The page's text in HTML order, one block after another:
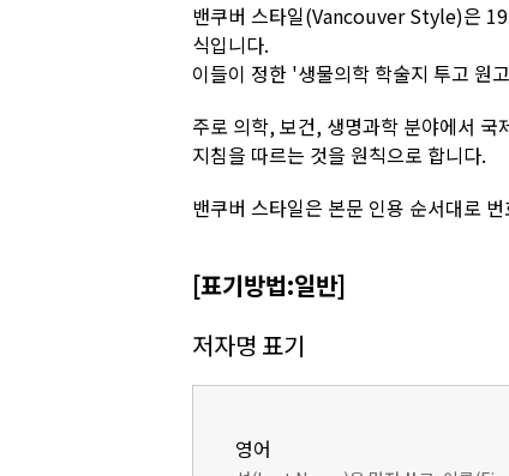
밴쿠버 스타일(Vancouver Style)은
식입니다.
이들이 정한 '생물의학 학술지 투고 원
주로 의학, 보건, 생명과학 분야에서
지침을 따르는 것을 원칙으로 합니다.
밴쿠버 스타일은 본문 인용 순서대로
[표기방법:일반]
저자명 표기
영어